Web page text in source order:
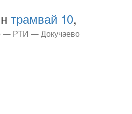
трамвай 10,
— РТИ — Докучаево